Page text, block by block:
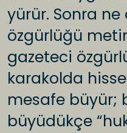
yürür. Sonra ne
özgürlüğü
gazeteci
karakolda
mesafe büyür;
büyüdükçe